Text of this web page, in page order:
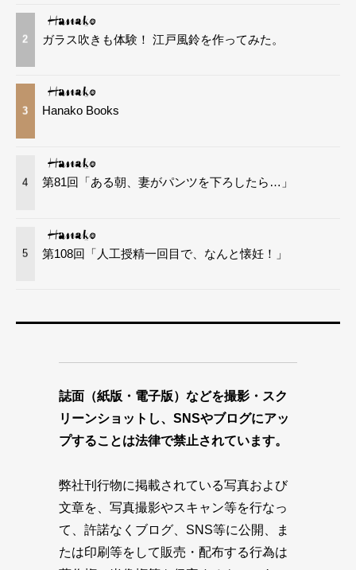
2 ガラス吹きも体験！ 江戸風鈴を作ってみた。
3 Hanako Books
4 第81回「ある朝、妻がパンツを下ろしたら…」
5 第108回「人工授精一回目で、なんと懐妊！」
誌面（紙版・電子版）などを撮影・スク
リーンショットし、SNSやブログにアッ
プすることは法律で禁止されています。
弊社刊行物に掲載されている写真および
文章を、写真撮影やスキャン等を行なっ
て、許諾なくブログ、SNS等に公開、ま
たは印刷等をして販売・配布する行為は